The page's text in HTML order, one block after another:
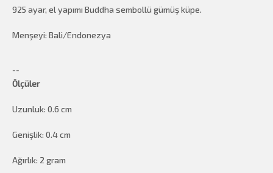
925 ayar, el yapımı Buddha sembollü gümüş küpe.
Menşeyi: Bali/Endonezya
--
Ölçüler
Uzunluk: 0.6 cm
Genişlik: 0.4 cm
Ağırlık: 2 gram